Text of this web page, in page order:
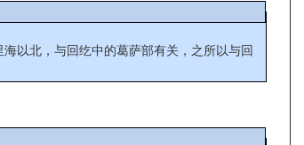
以北，与回纥中的葛萨部有关，之所以与回